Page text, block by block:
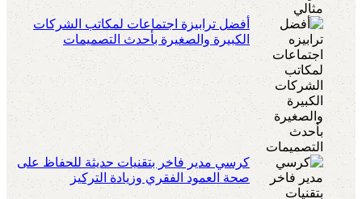
أفضل ترابيزة اجتماعات لمكاتب الشركات
الكبيرة والصغيرة بأحدث التصميمات
كرسي مدير فاخر بتقنيات حديثة للحفاظ على
صحة العمود الفقري وزيادة التركيز